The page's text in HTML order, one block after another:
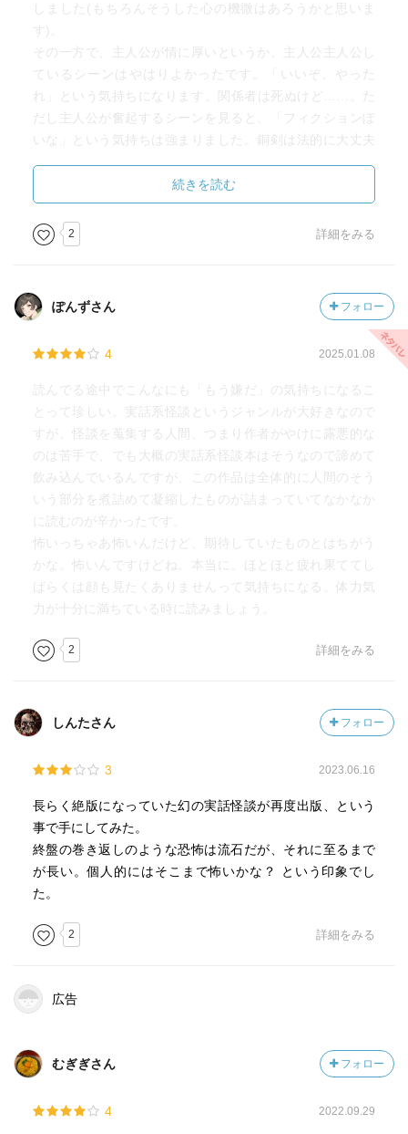
しました(もちろんそうした心の機微はあろうかと思いま
す)。
その一方で、主人公が情に厚いというか、主人公主人公し
ているシーンはやはりよかったです。「いいぞ、やった
れ」という気持ちになります。関係者は死ぬけど……。た
だし主人公が奮起するシーンを見ると、「フィクションぽ
いな」という気持ちは強まりました。銅剣は法的に大丈夫
「この話は実話である」という情報が、私にとっては最大
のノイズになってしまったようです。
続きを読む
2 詳細をみる
ぽんずさん フォロー
4 2025.01.08
読んでる途中でこんなにも「もう嫌だ」の気持ちになるこ
とって珍しい。実話系怪談というジャンルが大好きなので
すが、怪談を蒐集する人間、つまり作者がやけに露悪的な
のは苦手で、でも大概の実話系怪談本はそうなので諦めて
飲み込んでいるんですが、この作品は全体的に人間のそう
いう部分を煮詰めて凝縮したものが詰まっていてなかなか
に読むのが辛かったです。
怖いっちゃあ怖いんだけど、期待していたものとはちがう
かな。怖いんですけどね。本当に。ほとほと疲れ果ててし
ばらくは顔も見たくありませんって気持ちになる。体力気
力が十分に満ちている時に読みましょう。
2 詳細をみる
しんたさん フォロー
3 2023.06.16
長らく絶版になっていた幻の実話怪談が再度出版、という
事で手にしてみた。
終盤の巻き返しのような恐怖は流石だが、それに至るまで
が長い。個人的にはそこまで怖いかな？ という印象でし
た。
2 詳細をみる
広告
むぎぎさん フォロー
4 2022.09.29